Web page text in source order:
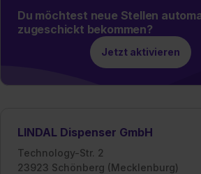
Du möchtest neue Stellen
zugeschickt bekommen?
Jetzt aktivieren
LINDAL Dispenser GmbH
Technology-Str. 2
23923 Schönberg (Mecklenburg)